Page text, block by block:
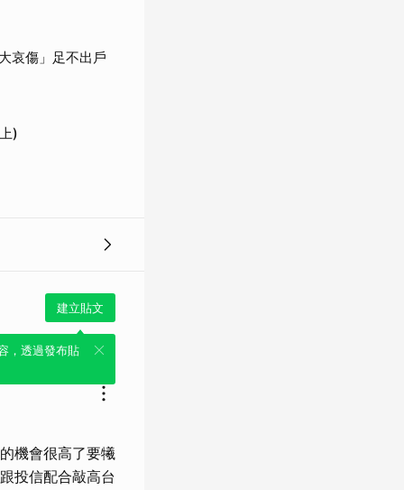
哀傷」足不出戶
)
建立貼文
，透過發布貼
機會很高了要犧
投信配合敲高台